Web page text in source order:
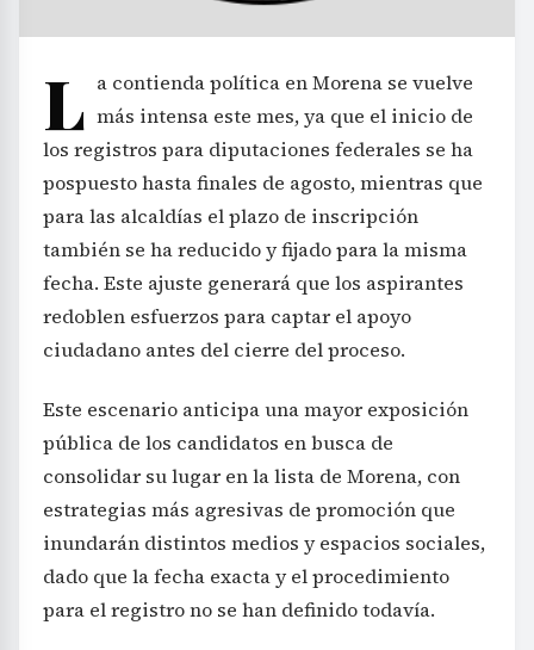
L a contienda política en Morena se vuelve
más intensa este mes, ya que el inicio de
los registros para diputaciones federales se ha
pospuesto hasta finales de agosto, mientras que
para las alcaldías el plazo de inscripción
también se ha reducido y fijado para la misma
fecha. Este ajuste generará que los aspirantes
redoblen esfuerzos para captar el apoyo
ciudadano antes del cierre del proceso.
Este escenario anticipa una mayor exposición
pública de los candidatos en busca de
consolidar su lugar en la lista de Morena, con
estrategias más agresivas de promoción que
inundarán distintos medios y espacios sociales,
dado que la fecha exacta y el procedimiento
para el registro no se han definido todavía.